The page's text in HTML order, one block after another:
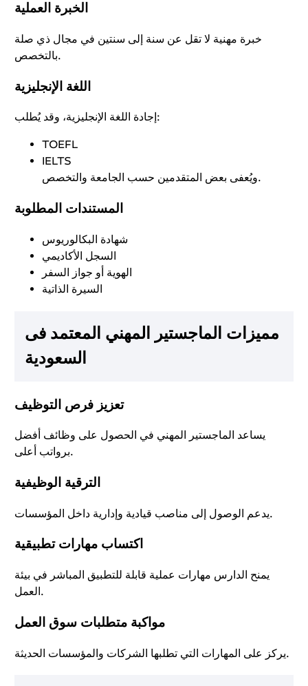
الخبرة العملية
خبرة مهنية لا تقل عن سنة إلى سنتين في مجال ذي صلة
بالتخصص.
اللغة الإنجليزية
إجادة اللغة الإنجليزية، وقد يُطلب:
TOEFL
IELTS
ويُعفى بعض المتقدمين حسب الجامعة والتخصص.
المستندات المطلوبة
شهادة البكالوريوس
السجل الأكاديمي
الهوية أو جواز السفر
السيرة الذاتية
مميزات الماجستير المهني المعتمد فى
السعودية
تعزيز فرص التوظيف
يساعد الماجستير المهني في الحصول على وظائف أفضل
برواتب أعلى.
الترقية الوظيفية
يدعم الوصول إلى مناصب قيادية وإدارية داخل المؤسسات.
اكتساب مهارات تطبيقية
يمنح الدارس مهارات عملية قابلة للتطبيق المباشر في بيئة
العمل.
مواكبة متطلبات سوق العمل
يركز على المهارات التي تطلبها الشركات والمؤسسات الحديثة.